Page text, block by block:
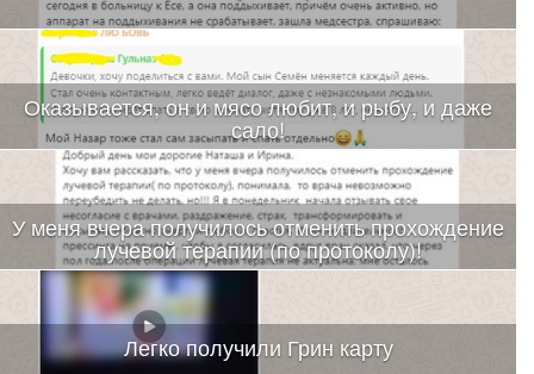
Оказывается, он и мясо любит, и рыбу, и даже
сало!
У меня вчера получилось отменить прохождение
лучевой терапии (по протоколу)!
Легко получили Грин карту